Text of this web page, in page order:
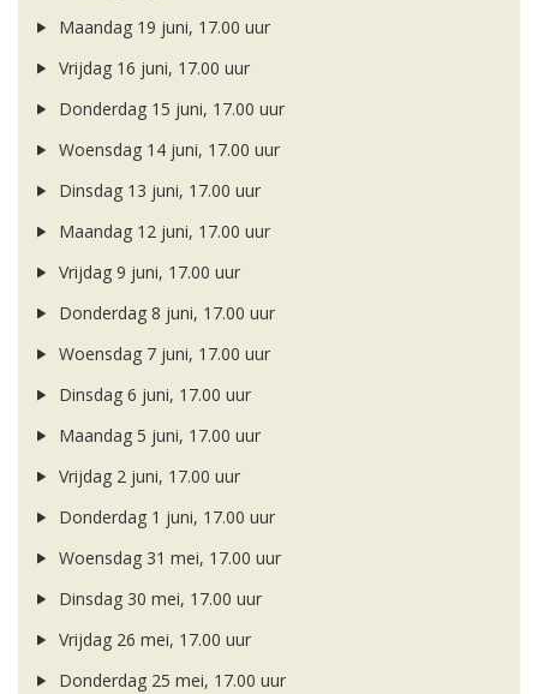
Maandag 19 juni, 17.00 uur
Vrijdag 16 juni, 17.00 uur
Donderdag 15 juni, 17.00 uur
Woensdag 14 juni, 17.00 uur
Dinsdag 13 juni, 17.00 uur
Maandag 12 juni, 17.00 uur
Vrijdag 9 juni, 17.00 uur
Donderdag 8 juni, 17.00 uur
Woensdag 7 juni, 17.00 uur
Dinsdag 6 juni, 17.00 uur
Maandag 5 juni, 17.00 uur
Vrijdag 2 juni, 17.00 uur
Donderdag 1 juni, 17.00 uur
Woensdag 31 mei, 17.00 uur
Dinsdag 30 mei, 17.00 uur
Vrijdag 26 mei, 17.00 uur
Donderdag 25 mei, 17.00 uur